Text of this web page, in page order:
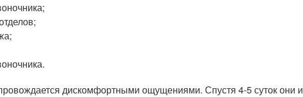
дискомфортными ощущениями. Спустя 4-5 суток они